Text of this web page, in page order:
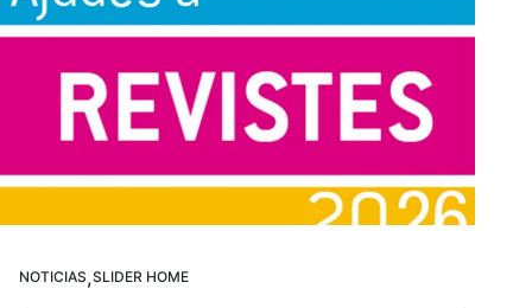
NOTICIAS,SLIDER HOME